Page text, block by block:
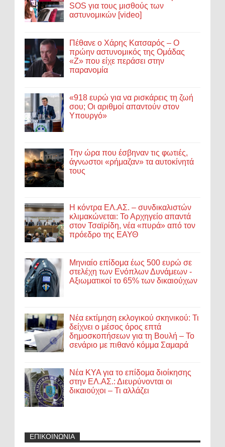
SOS για τους μισθούς των
αστυνομικών [video]
Πέθανε ο Χάρης Κατσαρός – Ο
πρώην αστυνομικός της Ομάδας
«Ζ» που είχε περάσει στην
παρανομία
«918 ευρώ για να ρισκάρεις τη ζωή
σου; Οι αριθμοί απαντούν στον
Υπουργό»
Την ώρα που έσβηναν τις φωτιές,
άγνωστοι «ρήμαζαν» τα αυτοκίνητά
τους
Η κόντρα ΕΛ.ΑΣ. – συνδικαλιστών
κλιμακώνεται: Το Αρχηγείο απαντά
στον Τσαϊρίδη, νέα «πυρά» από τον
πρόεδρο της ΕΑΥΘ
Μηνιαίο επίδομα έως 500 ευρώ σε
στελέχη των Ενόπλων Δυνάμεων -
Αξιωματικοί το 65% των δικαιούχων
Νέα εκτίμηση εκλογικού σκηνικού: Τι
δείχνει ο μέσος όρος επτά
δημοσκοπήσεων για τη Βουλή – Το
σενάριο με πιθανό κόμμα Σαμαρά
Νέα ΚΥΑ για το επίδομα διοίκησης
στην ΕΛ.ΑΣ.: Διευρύνονται οι
δικαιούχοι – Τι αλλάζει
ΕΠΙΚΟΙΝΩΝΙΑ